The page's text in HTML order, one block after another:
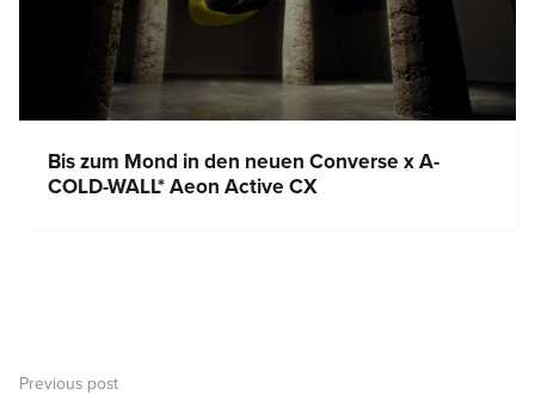
Bis zum Mond in den neuen Converse x A-
COLD-WALL* Aeon Active CX
Previous post